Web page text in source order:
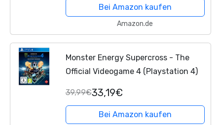
Bei Amazon kaufen
Amazon.de
Monster Energy Supercross - The
Official Videogame 4 (Playstation 4)
39,99€33,19€
Bei Amazon kaufen